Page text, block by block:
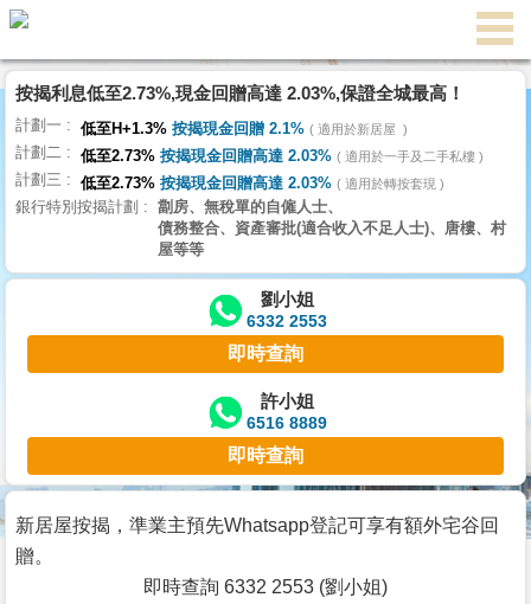
代
理
主
頁
搵
樓/
交
業
主
宅
谷
按
按揭利息低至2.73%,現金回贈高達 2.03%,保證全城最高！
計劃一 低至H+1.3% 按揭現金回贈 2.1% 適用於新居屋
計劃二 低至2.73% 按揭現金回贈高達 2.03% 適用於一手及二手私樓
計劃三 低至2.73% 按揭現金回贈高達 2.03% 適用於轉按套現
銀行特別按揭計劃
劏房、無稅單的自僱人士、
債務整合、資產審批(適合收入不足人士)、唐樓、村
屋等等
劉小姐
6332 2553
即時查詢
許小姐
6516 8889
即時查詢
新居屋按揭，準業主預先Whatsapp登記可享有額外宅谷回
贈。
即時查詢 6332 2553 (劉小姐)